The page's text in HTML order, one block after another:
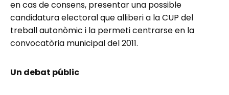
en cas de consens, presentar una possible
candidatura electoral que alliberi a la CUP del
treball autonòmic i la permeti centrarse en la
convocatòria municipal del 2011.
Un debat públic